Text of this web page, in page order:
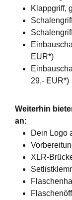
Klappgriff,
EUR*)
29,- EUR*)
Weiterhin
an:
Dein Logo
XLR-